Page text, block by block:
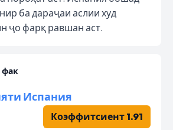
ба дараҷаи аслии худ
ҷо фарқ равшан аст.
Испания
Коэффитсиент 1.91